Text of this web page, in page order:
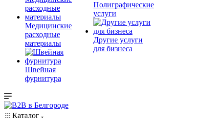
Медицинские
расходные
материалы
Швейная
фурнитура
Полиграфические
услуги
Другие услуги
для бизнеса
Каталог